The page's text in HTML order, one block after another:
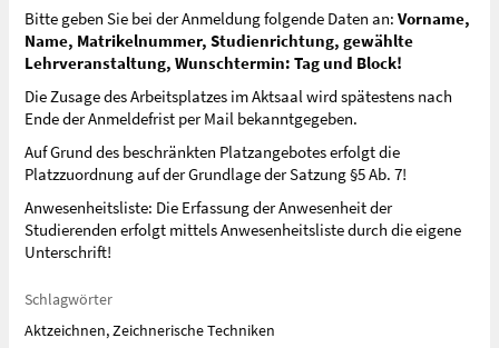
Bitte geben Sie bei der Anmeldung folgende Daten an: Vorname,
Name, Matrikelnummer, Studienrichtung, gewählte
Lehrveranstaltung, Wunschtermin: Tag und Block!
Die Zusage des Arbeitsplatzes im Aktsaal wird spätestens nach
Ende der Anmeldefrist per Mail bekanntgegeben.
Auf Grund des beschränkten Platzangebotes erfolgt die
Platzzuordnung auf der Grundlage der Satzung §5 Ab. 7!
Anwesenheitsliste: Die Erfassung der Anwesenheit der
Studierenden erfolgt mittels Anwesenheitsliste durch die eigene
Unterschrift!
Schlagwörter
Aktzeichnen, Zeichnerische Techniken